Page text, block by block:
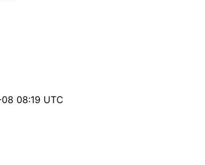
08:19 UTC